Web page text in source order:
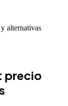
alternativas
precio